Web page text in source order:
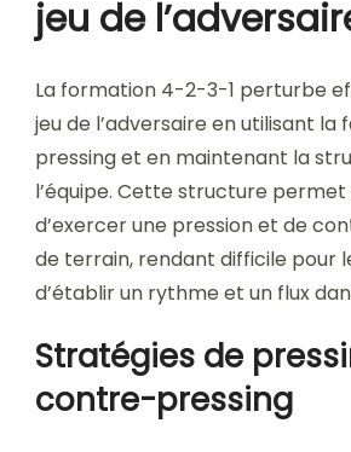
jeu de
La formation 4-2-3-1 perturbe
jeu de l’adversaire en utilisant la
pressing et en maintenant la
l’équipe. Cette structure permet
d’exercer une pression et de
de terrain, rendant difficile pour
d’établir un rythme et un flux
Stratégies de
contre-pressing